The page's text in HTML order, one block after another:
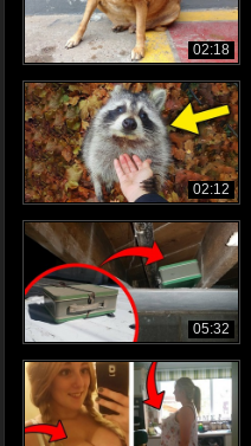
02:18
02:12
05:32